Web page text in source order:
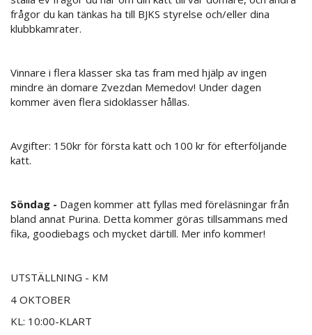
frågor du kan tänkas ha till BJKS styrelse och/eller dina
klubbkamrater.
Vinnare i flera klasser ska tas fram med hjälp av ingen
mindre än domare Zvezdan Memedov! Under dagen
kommer även flera sidoklasser hållas.
Avgifter: 150kr för första katt och 100 kr för efterföljande
katt.
Söndag - Dagen kommer att fyllas med föreläsningar från
bland annat Purina. Detta kommer göras tillsammans med
fika, goodiebags och mycket därtill. Mer info kommer!
UTSTÄLLNING - KM
4 OKTOBER
KL: 10:00-KLART